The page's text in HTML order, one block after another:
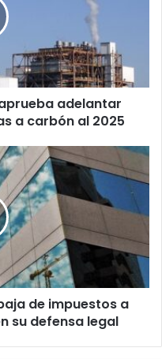
adelantar
a carbón al 2025
de impuestos a
su defensa legal